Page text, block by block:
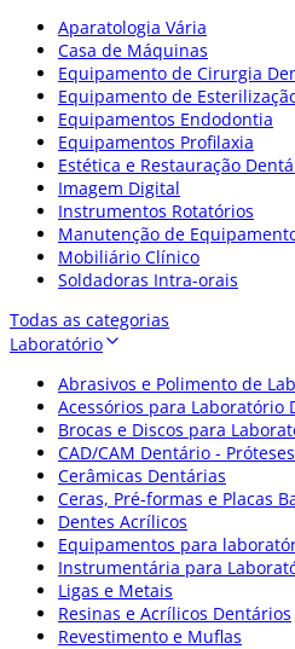
Aparatologia Vária
Casa de Máquinas
Equipamento de Cirurgia
Equipamento de
Equipamentos Endodontia
Equipamentos Profilaxia
Estética e Restauração
Imagem Digital
Instrumentos Rotatórios
Manutenção de
Mobiliário Clínico
Soldadoras Intra-orais
Todas as categorias
Laboratório
Abrasivos e Polimento de
Acessórios para Laboratório
Brocas e Discos para
CAD/CAM Dentário -
Cerâmicas Dentárias
Ceras, Pré-formas e Placas
Dentes Acrílicos
Equipamentos para
Instrumentária para
Ligas e Metais
Resinas e Acrílicos Dentários
Revestimento e Muflas